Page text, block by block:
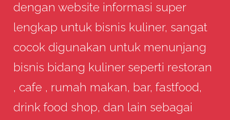
dengan website informasi super
lengkap untuk bisnis kuliner, sangat
cocok digunakan untuk menunjang
bisnis bidang kuliner seperti restoran
, cafe , rumah makan, bar, fastfood,
drink food shop, dan lain sebagai